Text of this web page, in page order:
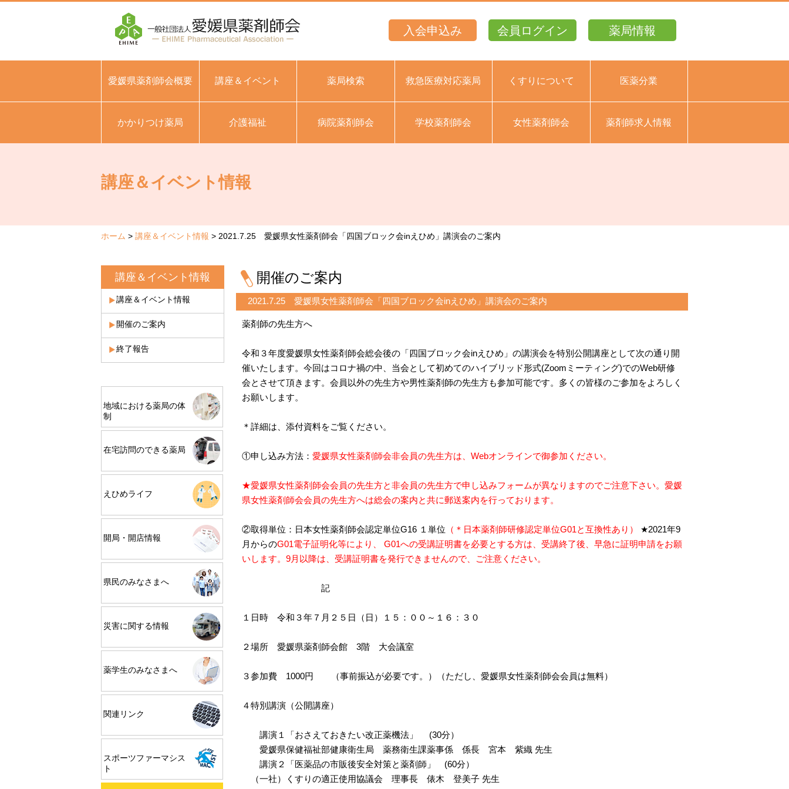
薬局情報
会員ログイン
入会申込み
愛媛県薬剤師会概要 講座＆イベント 薬局検索 救急医療対応薬局 くすりについて 医薬分業
かかりつけ薬局 介護福祉 病院薬剤師会 学校薬剤師会 女性薬剤師会 薬剤師求人情報
講座＆イベント情報
ホーム 講座＆イベント情報 2021.7.25 愛媛県女性薬剤師会「四国ブロック会inえひめ」講演会のご案内
講座＆イベント情報
講座＆イベント情報
開催のご案内
終了報告
地域における薬局の体
制
在宅訪問のできる薬局
えひめライフ
開局・開店情報
県民のみなさまへ
災害に関する情報
薬学生のみなさまへ
関連リンク
スポーツファーマシス
ト
開催のご案内
2021.7.25 愛媛県女性薬剤師会「四国ブロック会inえひめ」講演会のご案内
薬剤師の先生方へ
令和３年度愛媛県女性薬剤師会総会後の「四国ブロック会inえひめ」の講演会を特別公開講座として次の通り開
催いたします。今回はコロナ禍の中、当会として初めてのハイブリッド形式(Zoom ミーティング)でのWeb研修
会とさせて頂きます。会員以外の先生方や男性薬剤師の先生方も参加可能です。多くの皆様のご参加をよろしく
お願いします。
＊詳細は、添付資料をご覧ください。
①申し込み方法： 愛媛県女性薬剤師会非会員の先生方は、 Webオンラインで御参加ください。
★愛媛県女性薬剤師会会員の先生方と非会員の先生方で申し込みフォームが異なりますのでご注意下さい。愛媛
県女性薬剤師会会員の先生方へは総会の案内と共に郵送案内を行っております。
②取得単位：日本女性薬剤師会認定単位G16 １単位 （＊日本薬剤師研修認定単位G01と互換性あり） ★2021年9
月からのG01電子証明化等により、 G01への受講証明書を必要とする方は、受講終了後、早急に証明申請をお願
いします。 9月以降は、受講証明書を発行できませんので、ご注意ください。
記
１日時 令和３年７月２５日（日）１５：００～１６：３０
２場所 愛媛県薬剤師会館 3階 大会議室
３参加費 1000円 （事前振込が必要です。）（ただし、愛媛県女性薬剤師会会員は無料）
４特別講演（公開講座）
講演１「おさえておきたい改正薬機法」 (30分）
愛媛県保健福祉部健康衛生局 薬務衛生課薬事係 係長 宮本 紫織 先生
講演２「医薬品の市販後安全対策と薬剤師」 (60分）
（一社）くすりの適正使用協議会 理事長 俵木 登美子 先生